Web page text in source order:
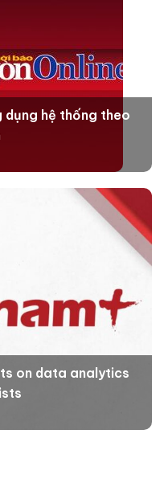
dụng hệ thống theo
on data analytics